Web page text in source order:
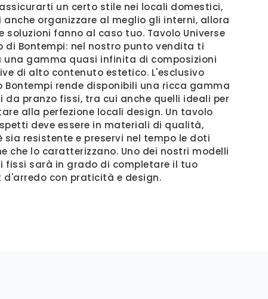
un certo stile nei locali domestici,
anche organizzare al meglio gli interni, allora
soluzioni fanno al caso tuo. Tavolo Universe
di Bontempi: nel nostro punto vendita ti
una gamma quasi infinita di composizioni
di alto contenuto estetico. L'esclusivo
Bontempi rende disponibili una ricca gamma
da pranzo fissi, tra cui anche quelli ideali per
alla perfezione locali design. Un tavolo
deve essere in materiali di qualità,
sia resistente e preservi nel tempo le doti
che lo caratterizzano. Uno dei nostri modelli
fissi sarà in grado di completare il tuo
d'arredo con praticità e design.